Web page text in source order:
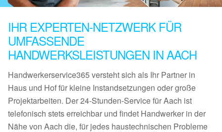
IHR EXPERTEN-NETZWERK FÜR
UMFASSENDE
HANDWERKSLEISTUNGEN IN AACH
Handwerkerservice365 versteht sich als Ihr Partner in
Haus und Hof für kleine Instandsetzungen oder große
Projektarbeiten. Der 24-Stunden-Service für Aach ist
telefonisch stets erreichbar und findet Handwerker in der
Nähe von Aach die, für jedes haustechnischen Probleme